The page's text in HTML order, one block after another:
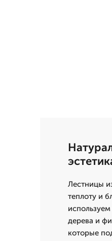
Лестницы
теплоту и
дерева и
которые